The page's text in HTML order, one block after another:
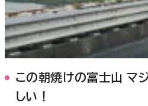
この朝焼けの富士山 マ
しい！